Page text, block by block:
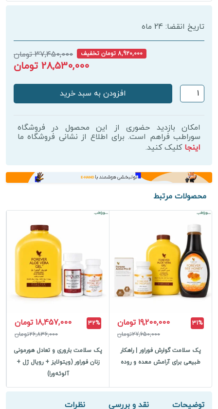
تاریخ انقضا: 24 ماه
8,920,000 تومان تخفیف 37,450,000 تومان
28,530,000 تومان
پک
ورزشی
فوراور
عضله‌سازی
ریکاوری
عدد
افزودن به سبد خرید
امکان بازدید حضوری از این محصول در فروشگاه
سوراطب فراهم است. برای اطلاع از نشانی فروشگاه ما
اینجا کلیک کنید.
محصولات مرتبط
31% 19,200,000 تومان
27,650,000تومان
پک سلامت گوارش فوراور | راهکار
طبیعی برای آرامش معده و روده
32% 18,457,000 تومان
26,836,000تومان
پک سلامت باروری و تعادل هورمونی
زنان فوراور (ویتولایز + رویال ژل +
آلوئه‌ورا)
توضیحات نقد و بررسی نظرات